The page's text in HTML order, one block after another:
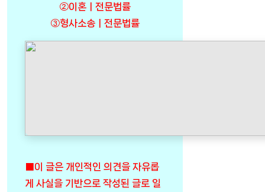
②이혼ㅣ전문법률
③형사소송ㅣ전문법률
■이 글은 개인적인 의견을 자유롭
게 사실을 기반으로 작성된 글로 일